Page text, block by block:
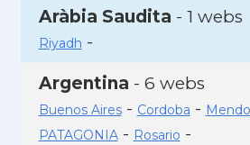
Aràbia Saudita - 1 webs
Riyadh -
Argentina - 6 webs
Buenos Aires- Cordoba -
PATAGONIA- Rosario -